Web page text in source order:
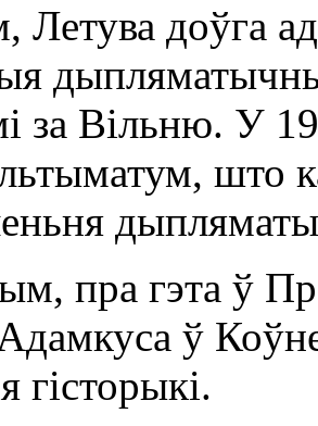
Летува доўга
за Вільню. У
што
пра гэта ў
ў
гісторыкі.